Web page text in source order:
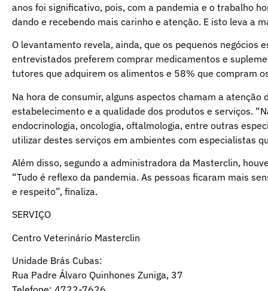
anos foi significativo, pois, com a pandemia e o trabalho
dando e recebendo mais carinho e atenção. E isto leva a
O levantamento revela, ainda, que os pequenos negócios
entrevistados preferem comprar medicamentos e
tutores que adquirem os alimentos e 58% que compram
Na hora de consumir, alguns aspectos chamam a
estabelecimento e a qualidade dos produtos e serviços.
endocrinologia, oncologia, oftalmologia, entre outras
utilizar destes serviços em ambientes com especialistas
Além disso, segundo a administradora da Masterclin,
“Tudo é reflexo da pandemia. As pessoas ficaram mais
e respeito”, finaliza.
SERVIÇO
Centro Veterinário Masterclin
Unidade Brás Cubas:
Rua Padre Álvaro Quinhones Zuniga, 37